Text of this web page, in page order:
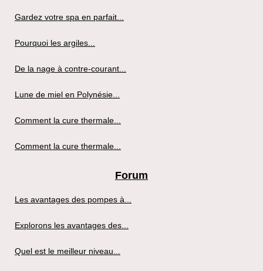
Gardez votre spa en parfait...
Pourquoi les argiles...
De la nage à contre-courant...
Lune de miel en Polynésie...
Comment la cure thermale...
Comment la cure thermale...
Forum
Les avantages des pompes à...
Explorons les avantages des...
Quel est le meilleur niveau...